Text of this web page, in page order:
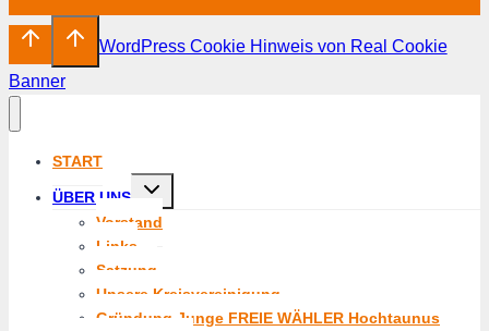
WordPress Cookie Hinweis von Real Cookie
Banner
START
ÜBER UNS
Untermenü
Vorstand
Links
Satzung
Unsere Kreisvereinigung
Gründung Junge FREIE WÄHLER Hochtaunus